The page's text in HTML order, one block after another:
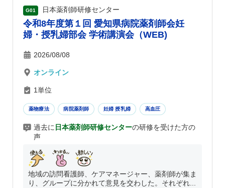
G01 日本薬剤師研修センター
令和8年度第１回 愛知県病院薬剤師会妊
婦・授乳婦部会 学術講演会（WEB)
2026/08/08
オンライン
1単位
薬物療法 病院薬剤師 妊婦 授乳婦 高血圧
過去に 日本薬剤師研修センターの研修を受けた方の
声
地域の訪問看護師、ケアマネージャー、薬剤師が集ま
り、グループに分かれて意見を交わした。それぞれ...